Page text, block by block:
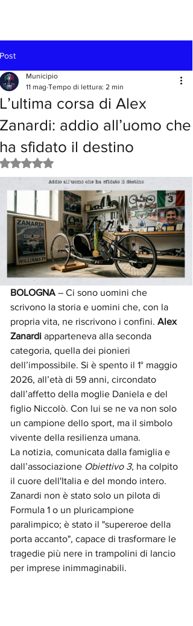
Post
L’ultima corsa di Alex
Zanardi: addio all’uomo che
ha sfidato il destino
Municipio
11 mag Tempo di lettura: 2 min
Valutazione NaN stelle su 5.
BOLOGNA – Ci sono uomini che
scrivono la storia e uomini che, con la
propria vita, ne riscrivono i confini. Alex
Zanardi apparteneva alla seconda
categoria, quella dei pionieri
dell’impossibile. Si è spento il 1° maggio
2026, all’età di 59 anni, circondato
dall’affetto della moglie Daniela e del
figlio Niccolò. Con lui se ne va non solo
un campione dello sport, ma il simbolo
vivente della resilienza umana.
La notizia, comunicata dalla famiglia e
dall’associazione Obiettivo 3, ha colpito
il cuore dell'Italia e del mondo intero.
Zanardi non è stato solo un pilota di
Formula 1 o un pluricampione
paralimpico; è stato il "supereroe della
porta accanto", capace di trasformare le
tragedie più nere in trampolini di lancio
per imprese inimmaginabili.